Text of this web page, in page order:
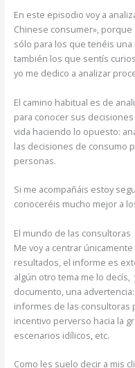
En este episodio voy a
Chinese consumer»,
sólo para los que tenéis
también los que sentís
yo me dedico a analizar
El camino habitual es de
para conocer sus
vida haciendo lo opuesto:
las decisiones de consumo
personas.
Si me acompañáis estoy
conoceréis mucho mejor a
El mundo de las consultoras
Me voy a centrar
resultados, el informe es
algún otro tema me lo
documento, una
informes de las consultoras
incentivo perverso hacia la
escenarios idílicos, etc.
Como les suelo decir a mis